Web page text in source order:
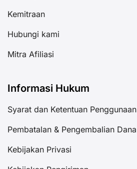
Kemitraan
Hubungi kami
Mitra Afiliasi
Informasi Hukum
Syarat dan Ketentuan Penggunaan
Pembatalan & Pengembalian Dana
Kebijakan Privasi